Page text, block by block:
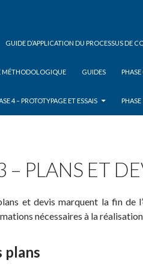
GUIDE D’APPLICATION DU PROCESSUS DE
MÉTHODOLOGIQUE GUIDES PHASE
4 – PROTOTYPAGE ET ESSAIS
– PLANS ET
et devis marquent la fin de
nécessaires à la
plans